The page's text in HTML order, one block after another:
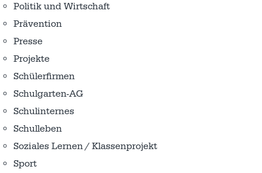
Politik und Wirtschaft
Prävention
Presse
Projekte
Schülerfirmen
Schulgarten-AG
Schulinternes
Schulleben
Soziales Lernen / Klassenprojekt
Sport